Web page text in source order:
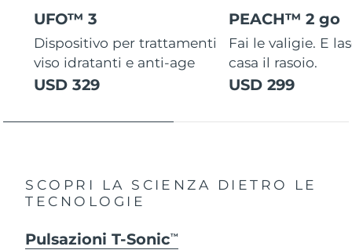
UFO™ 3
Dispositivo per trattamenti
viso idratanti e anti-age
USD 329
PEACH™ 2 go
Fai le valigie. E
casa il rasoio.
USD 299
SCOPRI LA SCIENZA DIETRO LE
TECNOLOGIE
Pulsazioni T-SonicTM